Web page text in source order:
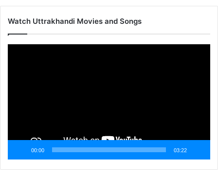
Watch Uttrakhandi Movies and Songs
00:00 03:22